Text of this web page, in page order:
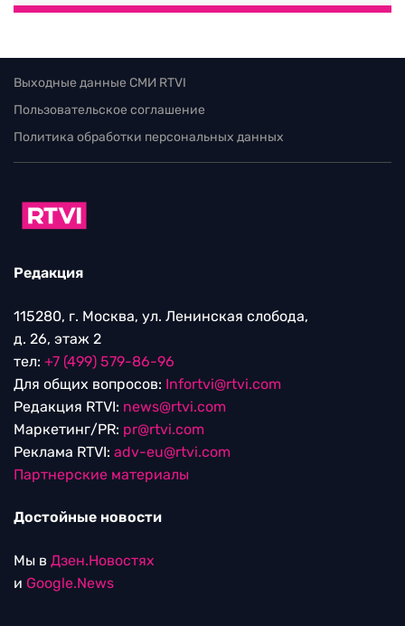
Выходные данные СМИ RTVI
Пользовательское соглашение
Политика обработки персональных данных
Редакция
115280, г. Москва, ул. Ленинская слобода,
д. 26, этаж 2
тел: +7 (499) 579-86-96
Для общих вопросов: Infortvi@rtvi.com
Редакция RTVI: news@rtvi.com
Маркетинг/PR: pr@rtvi.com
Реклама RTVI: adv-eu@rtvi.com
Партнерские материалы
Достойные новости
Мы в Дзен.Новостях
и Google.News